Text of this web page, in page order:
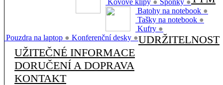
Kovové klipy ● Sponky ●
Batohy na notebook ●
Tašky na notebook ●
Kufry ●
Pouzdra na laptop ● Konferenční desky ●UDRŽITELNOST
UŽITEČNÉ INFORMACE
DORUČENÍ A DOPRAVA
KONTAKT